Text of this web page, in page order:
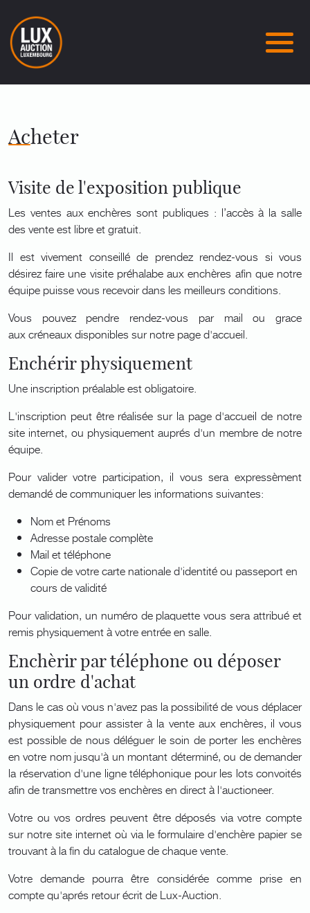
Acheter
Visite de l'exposition publique
Les ventes aux enchères sont publiques : l’accès à la salle
des vente est libre et gratuit.
Il est vivement conseillé de prendez rendez-vous si vous
désirez faire une visite préhalabe aux enchères afin que notre
équipe puisse vous recevoir dans les meilleurs conditions.
Vous pouvez pendre rendez-vous par mail ou grace
aux créneaux disponibles sur notre page d'accueil.
Enchérir physiquement
Une inscription préalable est obligatoire.
L'inscription peut être réalisée sur la page d'accueil de notre
site internet, ou physiquement auprés d'un membre de notre
équipe.
Pour valider votre participation, il vous sera expressèment
demandé de communiquer les informations suivantes:
Nom et Prénoms
Adresse postale complète
Mail et téléphone
Copie de votre carte nationale d'identité ou passeport en
cours de validité
Pour validation, un numéro de plaquette vous sera attribué et
remis physiquement à votre entrée en salle.
Enchèrir par téléphone ou déposer
un ordre d'achat
Dans le cas où vous n'avez pas la possibilité de vous déplacer
physiquement pour assister à la vente aux enchères, il vous
est possible de nous déléguer le soin de porter les enchères
en votre nom jusqu'à un montant déterminé, ou de demander
la réservation d'une ligne téléphonique pour les lots convoités
afin de transmettre vos enchères en direct à l'auctioneer.
Votre ou vos ordres peuvent être déposés via votre compte
sur notre site internet où via le formulaire d'enchère papier se
trouvant à la fin du catalogue de chaque vente.
Votre demande pourra être considérée comme prise en
compte qu'aprés retour écrit de Lux-Auction.